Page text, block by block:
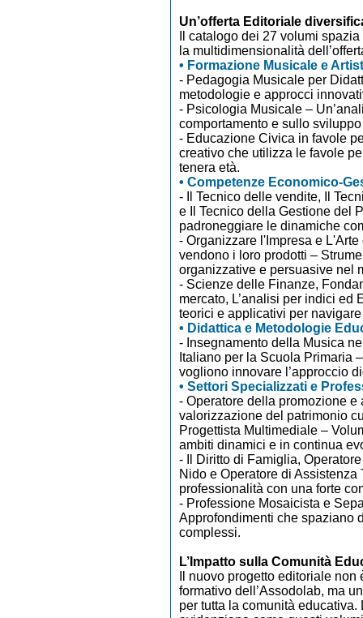
Un’offerta Editoriale
Il catalogo dei 27 volumi
la multidimensionalità
• Formazione Musicale e
- Pedagogia Musicale per
metodologie e approcci
- Psicologia Musicale –
comportamento e sullo
- Educazione Civica in favole
creativo che utilizza le favole
tenera età.
• Competenze Economico-
- Il Tecnico delle vendite, Il
e Il Tecnico della Gestione del
padroneggiare le dinamiche
- Organizzare l'Impresa e
vendono i loro prodotti –
organizzative e persuasive nel
- Scienze delle Finanze,
mercato, L’analisi per indici ed
teorici e applicativi per
• Didattica e Metodologie
- Insegnamento della Musica
Italiano per la Scuola Primaria
vogliono innovare l’approccio
• Settori Specializzati e
- Operatore della promozione
valorizzazione del patrimonio
Progettista Multimediale –
ambiti dinamici e in continua
- Il Diritto di Famiglia,
Nido e Operatore di
professionalità con una forte
- Professione Mosaicista e
Approfondimenti che spaziano
complessi.
L’Impatto sulla Comunità
Il nuovo progetto editoriale
formativo dell’Assodolab, ma
per tutta la comunità